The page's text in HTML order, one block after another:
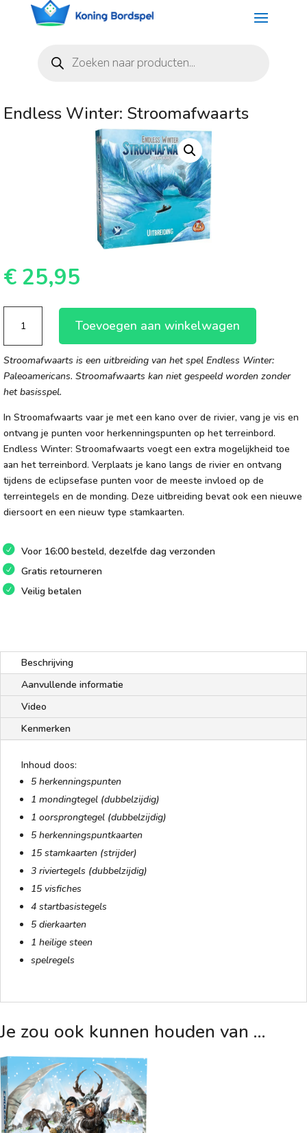
zoeken
Endless Winter: Stroomafwaarts
€ 25,95
Winter:
Stroomafwaarts
aantal
Toevoegen aan winkelwagen
Stroomafwaarts is een uitbreiding van het spel Endless Winter:
Paleoamericans. Stroomafwaarts kan niet gespeeld worden zonder
het basisspel.
In Stroomafwaarts vaar je met een kano over de rivier, vang je vis en
ontvang je punten voor herkenningspunten op het terreinbord.
Endless Winter: Stroomafwaarts voegt een extra mogelijkheid toe
aan het terreinbord. Verplaats je kano langs de rivier en ontvang
tijdens de eclipsefase punten voor de meeste invloed op de
terreintegels en de monding. Deze uitbreiding bevat ook een nieuwe
diersoort en een nieuw type stamkaarten.
Voor 16:00 besteld, dezelfde dag verzonden
Gratis retourneren
Veilig betalen
Beschrijving
Aanvullende informatie
Video
Kenmerken
Inhoud doos:
5 herkenningspunten
1 mondingtegel (dubbelzijdig)
1 oorsprongtegel (dubbelzijdig)
5 herkenningspuntkaarten
15 stamkaarten (strijder)
3 riviertegels (dubbelzijdig)
15 visfiches
4 startbasistegels
5 dierkaarten
1 heilige steen
spelregels
Je zou ook kunnen houden van …